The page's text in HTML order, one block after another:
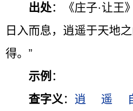
出处：《庄子·让王
日入而息，逍遥于天地
得。”
示例 ：
查字义 ： 逍 遥